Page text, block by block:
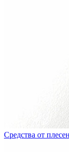
Средства от